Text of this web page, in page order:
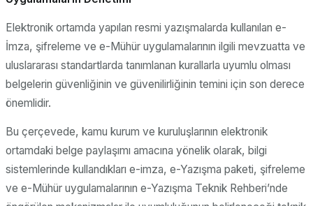
Elektronik ortamda yapılan resmi yazışmalarda kullanılan e-
İmza, şifreleme ve e-Mühür uygulamalarının ilgili mevzuatta ve
uluslararası standartlarda tanımlanan kurallarla uyumlu olması
belgelerin güvenliğinin ve güvenilirliğinin temini için son derece
önemlidir.
Bu çerçevede, kamu kurum ve kuruluşlarının elektronik
ortamdaki belge paylaşımı amacına yönelik olarak, bilgi
sistemlerinde kullandıkları e-imza, e-Yazışma paketi, şifreleme
ve e-Mühür uygulamalarının e-Yazışma Teknik Rehberi’nde